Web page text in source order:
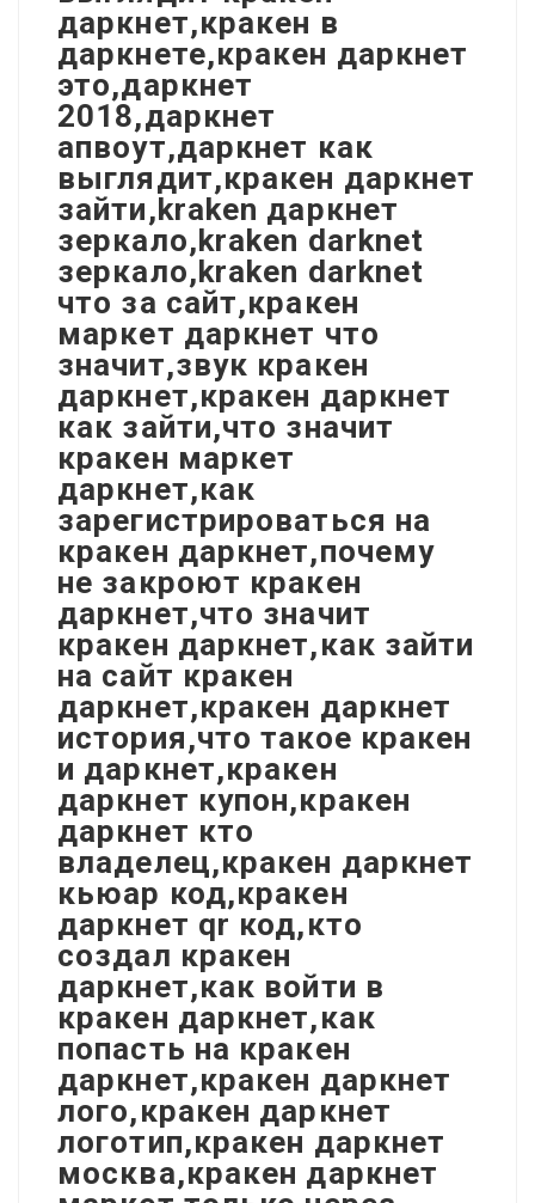
даркнет,кракен в
даркнете,кракен даркнет
это,даркнет
2018,даркнет
апвоут,даркнет как
выглядит,кракен даркнет
зайти,kraken даркнет
зеркало,kraken darknet
зеркало,kraken darknet
что за сайт,кракен
маркет даркнет что
значит,звук кракен
даркнет,кракен даркнет
как зайти,что значит
кракен маркет
даркнет,как
зарегистрироваться на
кракен даркнет,почему
не закроют кракен
даркнет,что значит
кракен даркнет,как зайти
на сайт кракен
даркнет,кракен даркнет
история,что такое кракен
и даркнет,кракен
даркнет купон,кракен
даркнет кто
владелец,кракен даркнет
кьюар код,кракен
даркнет qr код,кто
создал кракен
даркнет,как войти в
кракен даркнет,как
попасть на кракен
даркнет,кракен даркнет
лого,кракен даркнет
логотип,кракен даркнет
москва,кракен даркнет